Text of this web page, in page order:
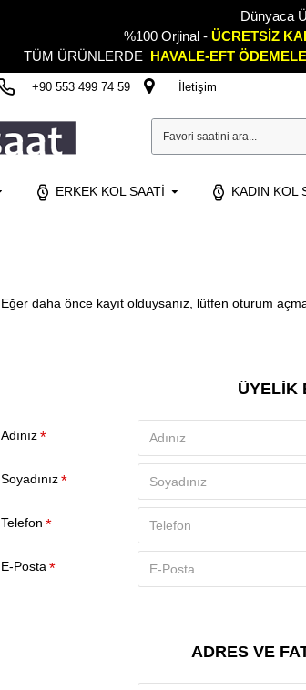
Dünyaca
%100 Orjinal - ÜCRETSİZ
TÜM ÜRÜNLERDE HAVALE-EFT
+90 553 499 74 59 İletişim
ERKEK KOL SAATI KADIN KOL
Eğer daha önce kayıt olduysanız, lütfen oturum
ÜYELIK
Adınız
Soyadınız
E-Posta
Telefon
ADRES VE